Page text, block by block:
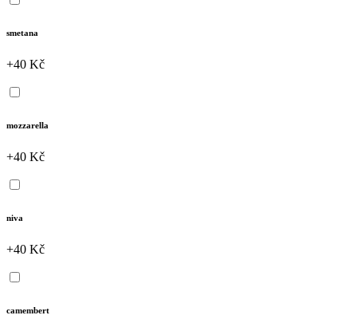
smetana
+40 Kč
mozzarella
+40 Kč
niva
+40 Kč
camembert